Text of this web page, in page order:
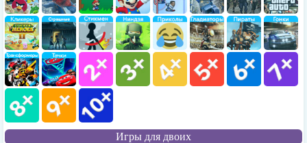
Игры для двоих